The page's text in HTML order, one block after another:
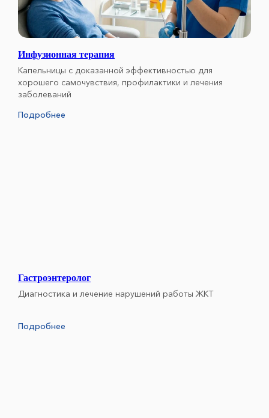
Инфузионная терапия
Капельницы с доказанной эффективностью для
хорошего самочувствия, профилактики и лечения
заболеваний
Подробнее
Гастроэнтеролог
Диагностика и лечение нарушений работы ЖКТ
Подробнее